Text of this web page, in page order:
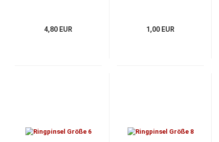
4,80 EUR 1,00 EUR